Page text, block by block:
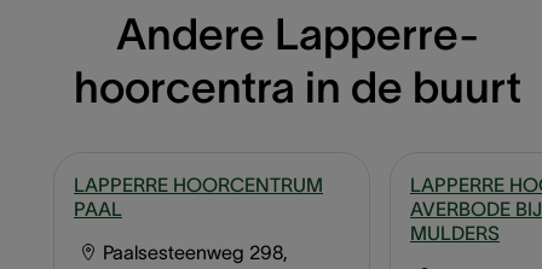
Andere Lapperre-
hoorcentra in de buurt
LAPPERRE HOORCENTRUM
PAAL
Paalsesteenweg 298,
LAPPERRE
AVERBODE
MULDERS